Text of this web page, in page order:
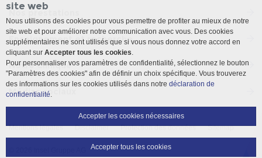
Nos prestations
Enseignement et recherche
Notre Clinique
Médias sociaux
Mentions légales Disclaimer Protection des données Sitemap
site web
Nous utilisons des cookies pour vous permettre de profiter au mieux de notre
site web et pour améliorer notre communication avec vous. Des cookies
supplémentaires ne sont utilisés que si vous nous donnez votre accord en
cliquant sur Accepter tous les cookies.
Pour personnaliser vos paramètres de confidentialité, sélectionnez le bouton
"Paramètres des cookies" afin de définir un choix spécifique. Vous trouverez
des informations sur les cookies utilisés dans notre déclaration de
confidentialité.
Accepter les cookies nécessaires
Accepter tous les cookies